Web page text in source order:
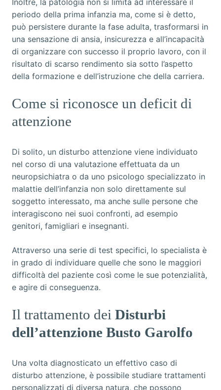
Inoltre, la patologia non si limita ad interessare il
periodo della prima infanzia ma, come si è detto,
può persistere durante la fase adulta, trasformarsi in
una sensazione di ansia, insicurezza e all’incapacità
di organizzare con successo il proprio lavoro, con il
risultato di scarso rendimento sia sotto l’aspetto
della formazione e dell’istruzione che della carriera.
Come si riconosce un deficit di
attenzione
Di solito, un disturbo attenzione viene individuato
nel corso di una valutazione effettuata da un
neuropsichiatra o da uno psicologo specializzato in
malattie dell’infanzia non solo direttamente sul
soggetto interessato, ma anche sulle persone che
interagiscono nei suoi confronti, ad esempio
genitori, famigliari e insegnanti.
Attraverso una serie di test specifici, lo specialista è
in grado di individuare quelle che sono le maggiori
difficoltà del paziente così come le sue potenzialità,
e agire di conseguenza.
Il trattamento dei Disturbi
dell’attenzione Busto Garolfo
Una volta diagnosticato un effettivo caso di
disturbo attenzione, è possibile studiare trattamenti
personalizzati di diversa natura, che possono